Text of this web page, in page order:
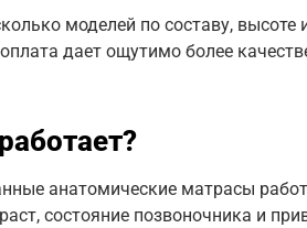
моделей по составу, высоте
дает ощутимо более
анатомические матрасы
состояние позвоночника и